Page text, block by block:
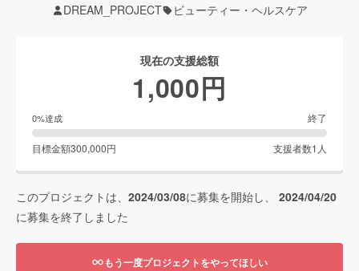
DREAM_PROJECT ビューティー・ヘルスケア
現在の支援総額
1,000円
0%達成 終了
目標金額300,000円 支援者数1 人
このプロジェクトは、 2024/03/08に募集を開始し、 2024/04/20
に募集を終了しました
もう一度プロジェクトをやってほしい